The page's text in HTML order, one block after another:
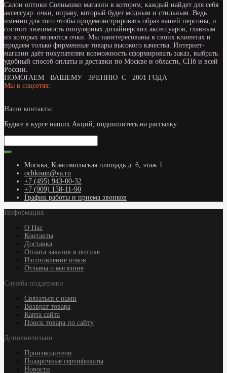
Салон оптики Солнышко магазин в котором, каждый найдет для себя
аксессуар: очки, оправу, который будет модным и стильным. Ведь
именно для того чтобы продемонстрировать образ вашей персоны, и
состоит значимость популярных дизайнерских аксессуаров, главным
из которых являются очки. Мы заинтересованы в своих клиентах и
продаем только фирменные товары высокого качества. Интернет-
магазин даёт покупателям возможность сформировать заказ, выбрать
удобный способ оплаты и доставки по Москве и области, СПб и всей
России.
ПОМОГАЕМ ВАШЕМУ ЗРЕНИЮ С 2001 ГОДА
Мы в соцсетях:
Наши контакты
Будьте в курсе наших Акций, подпишитесь на рассылку:
Москва, Комсомольская площадь д. 6, этаж 1
ochkisun@ya.ru
+7 (495) 943-00-32
+7 (909) 158-11-90
График работы и приема звонков
Информация
О Нас
Контакты
Доставка
Оплата заказов в оптике
Изготовление очков
Отзывы о магазине
Служба поддержки
Связаться с нами
Возврат товара
Карта сайта
Поиск товара по сайту
Дополнительно
Производители
Подарочные сертификаты
Новости